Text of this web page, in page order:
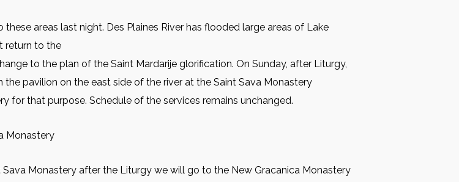
areas last night. Des Plaines River has flooded large areas of Lake
return to the
to the plan of the Saint Mardarije glorification. On Sunday, after Liturgy,
pavilion on the east side of the river at the Saint Sava Monastery
for that purpose. Schedule of the services remains unchanged.
Monastery
Monastery after the Liturgy we will go to the New Gracanica Monastery